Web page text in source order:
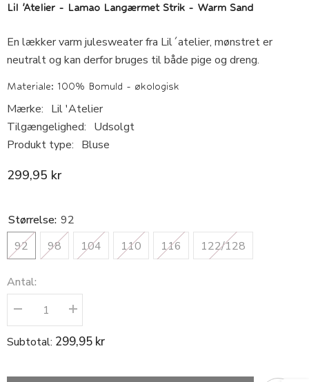
Lil 'Atelier - Lamao Langærmet Strik - Warm Sand
En lækker varm julesweater fra Lil´atelier, mønstret er
neutralt og kan derfor bruges til både pige og dreng.
Materiale: 100% Bomuld - økologisk
Mærke: Lil 'Atelier
Tilgængelighed: Udsolgt
Produkt type: Bluse
299,95 kr
Størrelse: 92
92
98 104 110 116 122/128
Antal:
Reducer
antallet
Lil
Lamao
Øg
antallet
for
Lil
Lamao
Subtotal: 299,95 kr